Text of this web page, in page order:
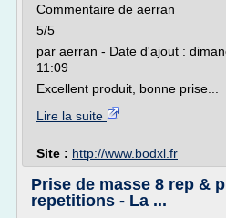
Commentaire de aerran
5/5
par aerran - Date d'ajout :
11:09
Excellent produit, bonne prise...
Lire la suite
Site : http://www.bodxl.fr
Prise de masse 8 rep &
repetitions - La ...